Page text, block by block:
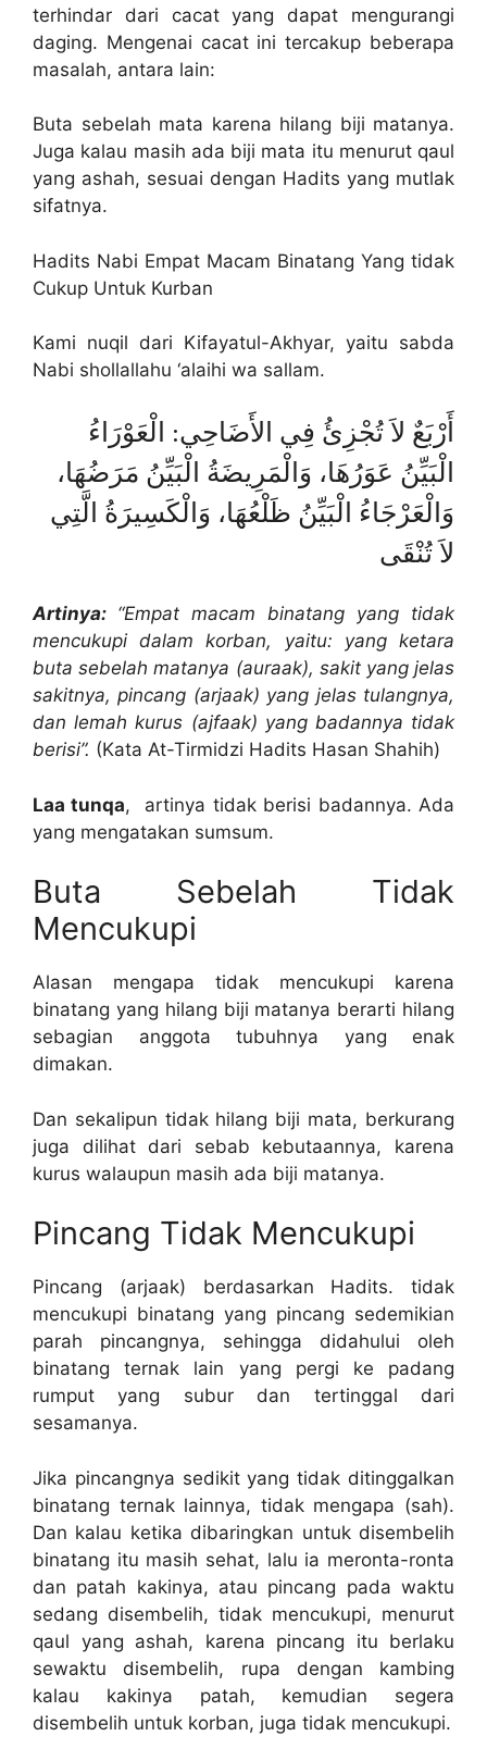
terhindar dari cacat yang dapat mengurangi
daging. Mengenai cacat ini tercakup beberapa
masalah, antara lain:
Buta sebelah mata karena hilang biji matanya.
Juga kalau masih ada biji mata itu menurut qaul
yang ashah, sesuai dengan Hadits yang mutlak
sifatnya.
Hadits Nabi Empat Macam Binatang Yang tidak
Cukup Untuk Kurban
Kami nuqil dari Kifayatul-Akhyar, yaitu sabda
Nabi shollallahu ‘alaihi wa sallam.
أَرْبَعٌ لاَ تُجْزِئُ فِي الأَضَاحِي: الْعَوْرَاءُ
الْبَيِّنُ عَوَرُهَا، وَالْمَرِيضَةُ الْبَيِّنُ مَرَضُهَا،
وَالْعَرْجَاءُ الْبَيِّنُ ظَلْعُهَا، وَالْكَسِيرَةُ الَّتِي
لاَ تُنْقَى
Artinya: “Empat macam binatang yang tidak
mencukupi dalam korban, yaitu:
yang ketara
buta sebelah matanya (auraak), sakit yang jelas
sakitnya, pincang (arjaak) yang jelas tulangnya,
dan lemah kurus (ajfaak) yang badannya tidak
berisi”. (Kata At-Tirmidzi Hadits Hasan Shahih)
Laa tunqa, artinya tidak berisi badannya. Ada
yang mengatakan sumsum.
Buta Sebelah Tidak
Mencukupi
Alasan mengapa tidak mencukupi karena
binatang yang hilang biji matanya berarti hilang
sebagian anggota tubuhnya yang enak
dimakan.
Dan sekalipun tidak hilang biji mata, berkurang
juga dilihat dari sebab kebutaannya, karena
kurus walaupun masih ada biji matanya.
Pincang Tidak Mencukupi
Pincang (arjaak) berdasarkan Hadits. tidak
mencukupi binatang yang pincang sedemikian
parah pincangnya, sehingga didahului oleh
binatang ternak lain yang pergi ke padang
rumput yang subur dan tertinggal dari
sesamanya.
Jika pincangnya sedikit yang tidak ditinggalkan
binatang ternak lainnya, tidak mengapa (sah).
Dan kalau ketika dibaringkan untuk disembelih
binatang itu masih sehat, lalu ia meronta-ronta
dan patah kakinya, atau pincang pada waktu
sedang disembelih, tidak mencukupi, menurut
qaul yang ashah, karena pincang itu berlaku
sewaktu disembelih, rupa dengan kambing
kalau kakinya patah, kemudian segera
disembelih untuk korban, juga tidak mencukupi.